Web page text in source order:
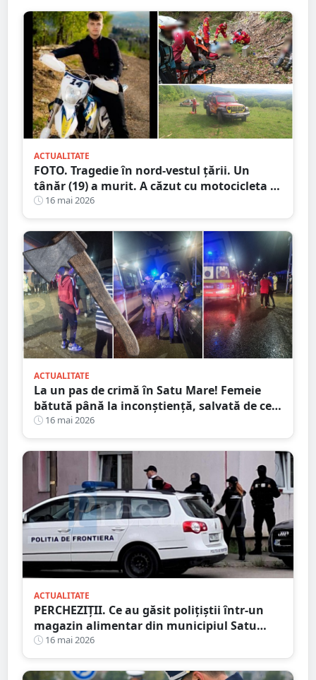
ACTUALITATE
FOTO. Tragedie în nord-vestul țării. Un
tânăr (19) a murit. A căzut cu motocicleta în
prăpastie
16 mai 2026
ACTUALITATE
La un pas de crimă în Satu Mare! Femeie
bătută până la inconștiență, salvată de cei
4 copilași
16 mai 2026
ACTUALITATE
PERCHEZIȚII. Ce au găsit polițiștii într-un
magazin alimentar din municipiul Satu
Mare
16 mai 2026